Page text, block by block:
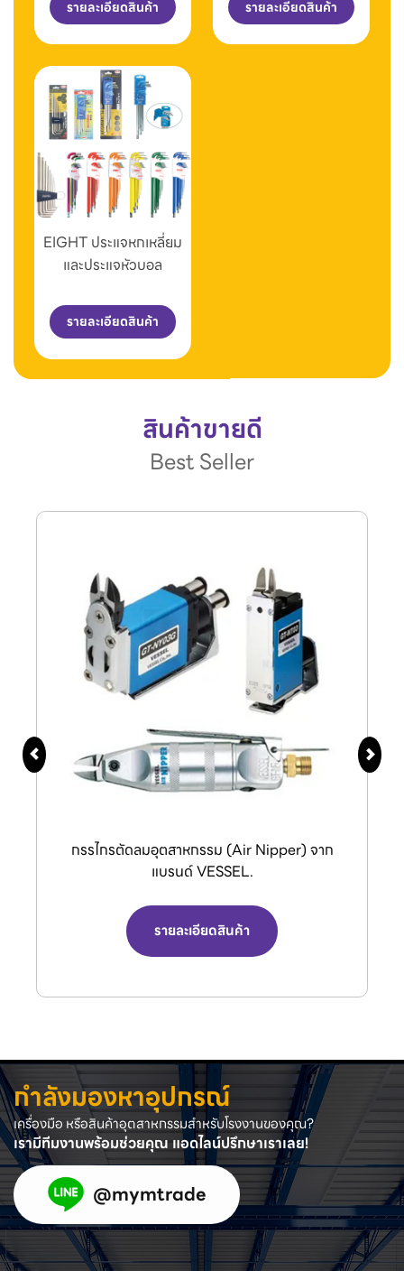
รายละเอียดสินค้า รายละเอียดสินค้า
EIGHT ประแจหกเหลี่ยม
และประแจหัวบอล
รายละเอียดสินค้า
สินค้าขายดี
Best Seller
กรรไกรตัดลมอุตสาหกรรม (Air Nipper) จาก
แบรนด์ VESSEL.
รายละเอียดสินค้า
กำลังมองหาอุปกรณ์
เครื่องมือ หรือสินค้าอุตสาหกรรมสำหรับโรงงานของคุณ?
เรามีทีมงานพร้อมช่วยคุณ แอดไลน์ปรึกษาเราเลย!
@mymtrade